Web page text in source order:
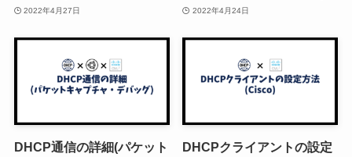
2022年4月27日 2022年4月24日
DHCP通信の詳細(パケット
DHCPクライアントの設定